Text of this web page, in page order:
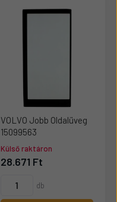
VOLVO Jobb Oldalüveg
15099563
Külső raktáron
28.671 Ft
db